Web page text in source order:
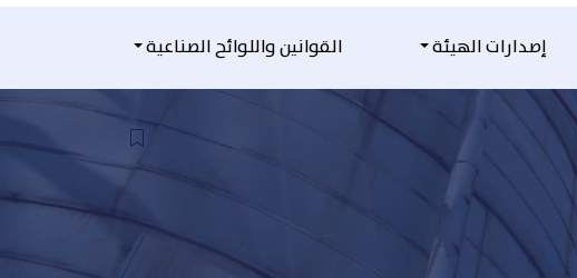
إصدارات الهيئة القوانين واللوائح الصناعية